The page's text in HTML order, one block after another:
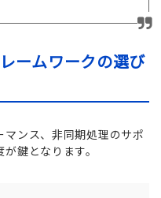
ームワークの選び
ンス、非同期処理のサポ
鍵となります。